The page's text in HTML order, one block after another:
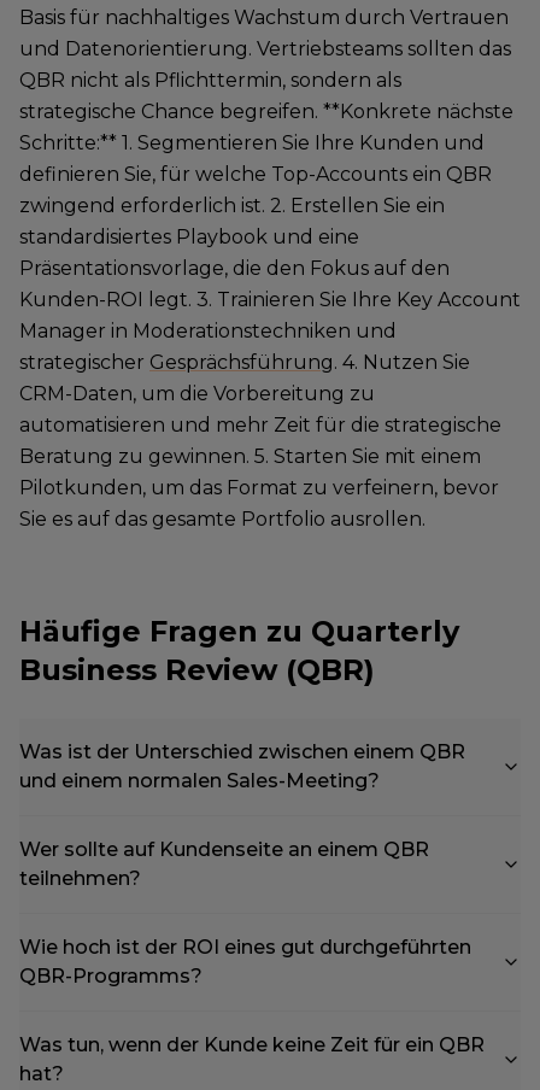
Basis für nachhaltiges Wachstum durch Vertrauen
und Datenorientierung. Vertriebsteams sollten das
QBR nicht als Pflichttermin, sondern als
strategische Chance begreifen. **Konkrete nächste
Schritte:** 1. Segmentieren Sie Ihre Kunden und
definieren Sie, für welche Top-Accounts ein QBR
zwingend erforderlich ist. 2. Erstellen Sie ein
standardisiertes Playbook und eine
Präsentationsvorlage, die den Fokus auf den
Kunden-ROI legt. 3. Trainieren Sie Ihre Key Account
Manager in Moderationstechniken und
strategischer Gesprächsführung. 4. Nutzen Sie
CRM-Daten, um die Vorbereitung zu
automatisieren und mehr Zeit für die strategische
Beratung zu gewinnen. 5. Starten Sie mit einem
Pilotkunden, um das Format zu verfeinern, bevor
Sie es auf das gesamte Portfolio ausrollen.
Häufige Fragen zu Quarterly
Business Review (QBR)
Was ist der Unterschied zwischen einem QBR
und einem normalen Sales-Meeting?
Wer sollte auf Kundenseite an einem QBR
teilnehmen?
Wie hoch ist der ROI eines gut durchgeführten
QBR-Programms?
Was tun, wenn der Kunde keine Zeit für ein QBR
hat?